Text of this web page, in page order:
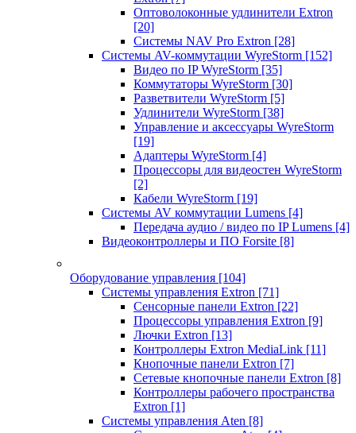
Оптоволоконные удлинители Extron
[20]
Системы NAV Pro Extron [28]
Системы AV-коммутации WyreStorm [152]
Видео по IP WyreStorm [35]
Коммутаторы WyreStorm [30]
Разветвители WyreStorm [5]
Удлинители WyreStorm [38]
Управление и аксессуары WyreStorm
[19]
Адаптеры WyreStorm [4]
Процессоры для видеостен WyreStorm
[2]
Кабели WyreStorm [19]
Системы AV коммутации Lumens [4]
Передача аудио / видео по IP Lumens [4]
Видеоконтроллеры и ПО Forsite [8]
Оборудование управления [104]
Системы управления Extron [71]
Сенсорные панели Extron [22]
Процессоры управления Extron [9]
Лючки Extron [13]
Контроллеры Extron MediaLink [11]
Кнопочные панели Extron [7]
Сетевые кнопочные панели Extron [8]
Контроллеры рабочего пространства
Extron [1]
Системы управления Aten [8]